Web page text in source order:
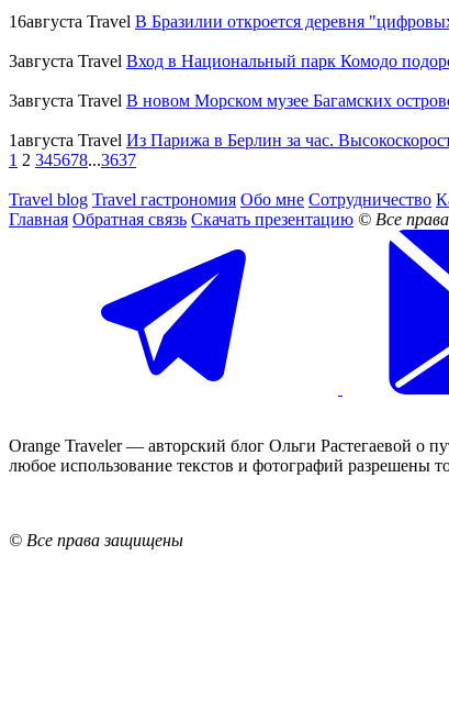
16августа Travel В Бразилии откроется деревня
3августа Travel Вход в Национальный парк Комодо
3августа Travel В новом Морском музее Багамских
1августа Travel Из Парижа в Берлин за час.
1 2 345678...3637
Travel blog Travel гастрономия Обо мне Сотрудничество
Главная Обратная связь Скачать презентацию © Все
Orange Traveler — авторский блог Ольги Растегаевой о
любое использование текстов и фотографий разрешены
© Все права защищены